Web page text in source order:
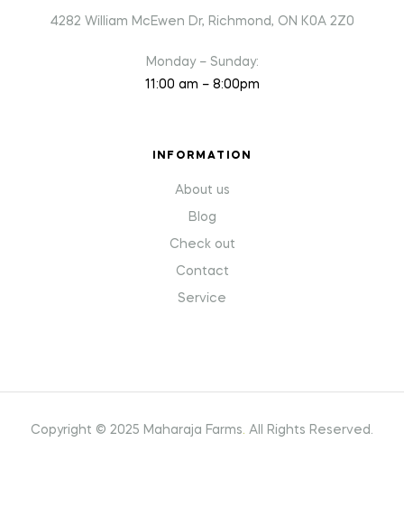
4282 William McEwen Dr, Richmond, ON K0A 2Z0
Monday – Sunday:
11:00 am – 8:00pm
INFORMATION
About us
Blog
Check out
Contact
Service
Copyright © 2025 Maharaja Farms. All Rights Reserved.